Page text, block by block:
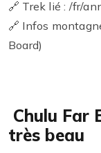
🔗 Trek lié : /fr/
🔗 Infos
Board)
Chulu Far
très beau